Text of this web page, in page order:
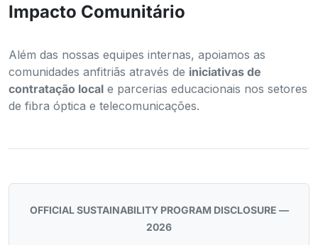
Impacto Comunitário
Além das nossas equipes internas, apoiamos as
comunidades anfitriãs através de iniciativas de
contratação local e parcerias educacionais nos setores
de fibra óptica e telecomunicações.
OFFICIAL SUSTAINABILITY PROGRAM DISCLOSURE —
2026